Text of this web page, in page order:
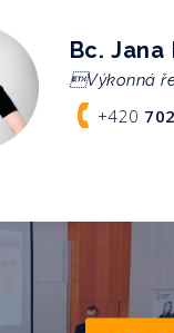
Bc. Jana
Výkonná
+420